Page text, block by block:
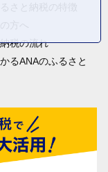
さと納税の特徴
方へ
税の流れ
るANAのふるさと